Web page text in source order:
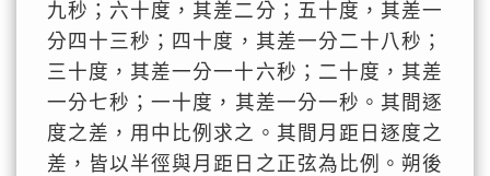
九秒；六十度，其差二分；五十度，其差一
分四十三秒；四十度，其差一分二十八秒；
三十度，其差一分一十六秒；二十度，其差
一分七秒；一十度，其差一分一秒。其間逐
度之差，用中比例求之。其間月距日逐度之
差，皆以半徑與月距日之正弦為比例。朔後